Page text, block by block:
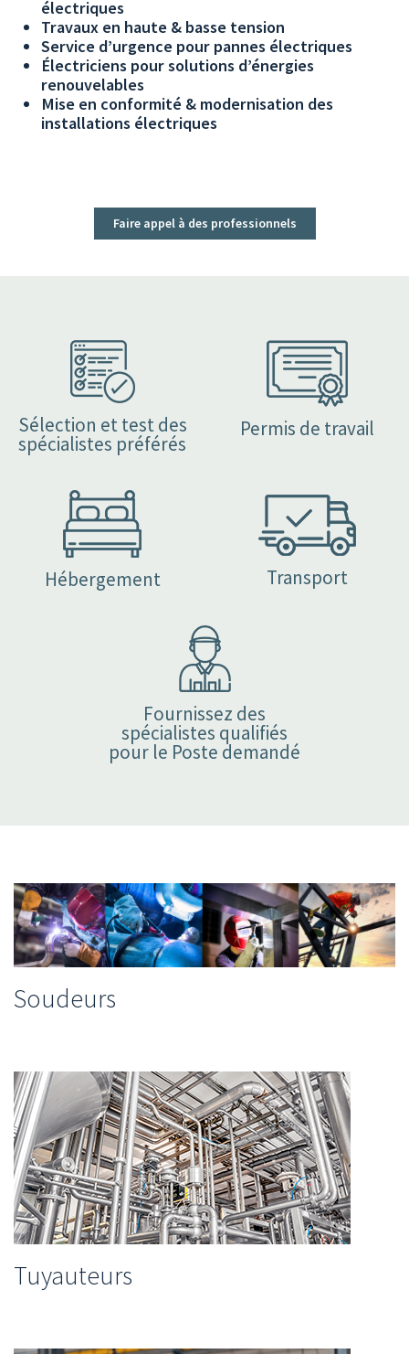
électriques
Travaux en haute & basse tension
Service d’urgence pour pannes électriques
Électriciens pour solutions d’énergies
renouvelables
Mise en conformité & modernisation des
installations électriques
Faire appel à des professionnels
Sélection et test des
spécialistes préférés
Permis de travail
Hébergement Transport
Fournissez des
spécialistes qualifiés
pour le Poste demandé
Soudeurs
Tuyauteurs